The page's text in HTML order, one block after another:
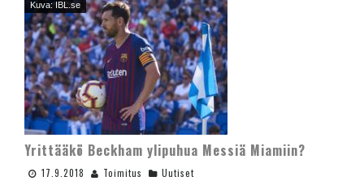
Kuva: IBL.se
Yrittääkö Beckham ylipuhua Messiä Miamiin?
17.9.2018 Toimitus Uutiset